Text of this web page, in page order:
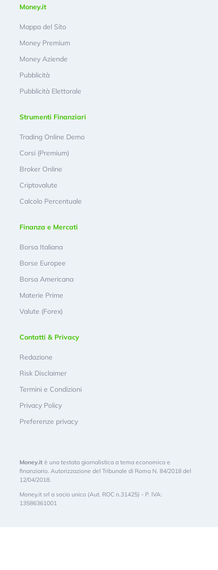
Money.it
Mappa del Sito
Money Premium
Money Aziende
Pubblicità
Pubblicità Elettorale
Strumenti Finanziari
Trading Online Demo
Corsi (Premium)
Broker Online
Criptovalute
Calcolo Percentuale
Finanza e Mercati
Borsa Italiana
Borse Europee
Borsa Americana
Materie Prime
Valute (Forex)
Contatti & Privacy
Redazione
Risk Disclaimer
Termini e Condizioni
Privacy Policy
Preferenze privacy
Money.it è una testata giornalistica a tema economico e
finanziario. Autorizzazione del Tribunale di Roma N. 84/2018 del
12/04/2018.
Money.it srl a socio unico (Aut. ROC n.31425) - P. IVA:
13586361001